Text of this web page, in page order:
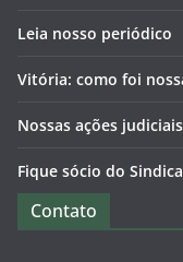
Leia nosso periódico
Vitória: como foi
Nossas ações judiciais
Fique sócio do
Contato